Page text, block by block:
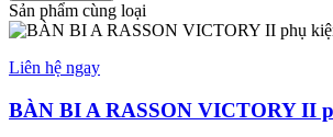
Sản phẩm cùng loại
Liên hệ ngay
BÀN BI A RASSON VICTORY II